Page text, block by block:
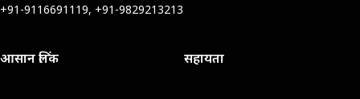
+91-9116691119, +91-9829213213
आसान लिंक सहायता